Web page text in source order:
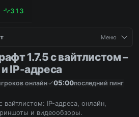
3 1 3
Меню
1.7.5 с вайтлистом –
и IP-адреса
онлайн 05:00последний пинг
вайтлистом: IP-адреса, онлайн,
и видеообзоры.